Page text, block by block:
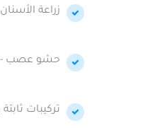
زراعة
حشو عصب -
تركيبات